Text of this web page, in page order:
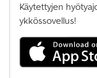
Käytettyjen
ykkössovellus!